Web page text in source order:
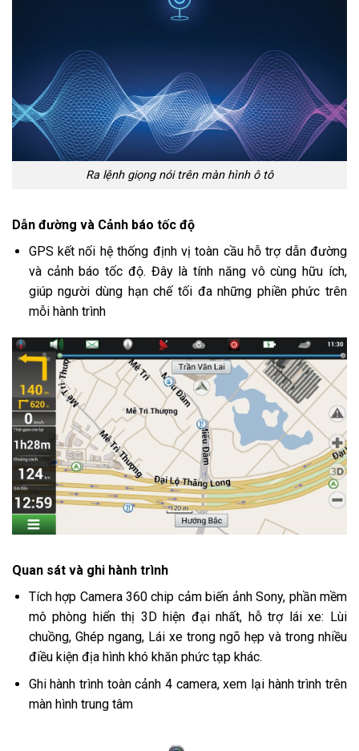
Ra lệnh giọng nói trên màn hình ô tô
Dẫn đường và Cảnh báo tốc độ
GPS kết nối hệ thống định vị toàn cầu hỗ trợ dẫn đường
và cảnh báo tốc độ. Đây là tính năng vô cùng hữu ích,
giúp người dùng hạn chế tối đa những phiền phức trên
mỗi hành trình
Quan sát và ghi hành trình
Tích hợp Camera 360 chip cảm biến ảnh Sony, phần mềm
mô phòng hiển thị 3D hiện đại nhất, hỗ trợ lái xe: Lùi
chuồng, Ghép ngang, Lái xe trong ngõ hẹp và trong nhiều
điều kiện địa hình khó khăn phức tạp khác.
Ghi hành trình toàn cảnh 4 camera, xem lại hành trình trên
màn hình trung tâm